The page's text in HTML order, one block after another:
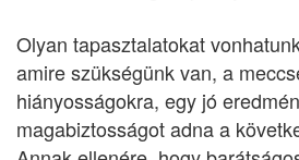
Olyan tapasztalatokat
amire szükségünk van, a
hiányosságokra, egy jó
magabiztosságot adna a